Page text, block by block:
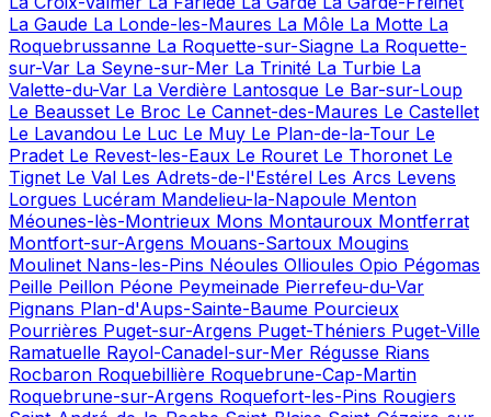
La Gaude La Londe-les-Maures La Môle La Motte La
Roquebrussanne La Roquette-sur-Siagne La Roquette-
sur-Var La Seyne-sur-Mer La Trinité La Turbie La
Valette-du-Var La Verdière Lantosque Le Bar-sur-Loup
Le Beausset Le Broc Le Cannet-des-Maures Le Castellet
Le Lavandou Le Luc Le Muy Le Plan-de-la-Tour Le
Pradet Le Revest-les-Eaux Le Rouret Le Thoronet Le
Tignet Le Val Les Adrets-de-l'Estérel Les Arcs Levens
Lorgues Lucéram Mandelieu-la-Napoule Menton
Méounes-lès-Montrieux Mons Montauroux Montferrat
Montfort-sur-Argens Mouans-Sartoux Mougins
Moulinet Nans-les-Pins Néoules Ollioules Opio Pégomas
Peille Peillon Péone Peymeinade Pierrefeu-du-Var
Pignans Plan-d'Aups-Sainte-Baume Pourcieux
Pourrières Puget-sur-Argens Puget-Théniers Puget-Ville
Ramatuelle Rayol-Canadel-sur-Mer Régusse Rians
Rocbaron Roquebillière Roquebrune-Cap-Martin
Roquebrune-sur-Argens Roquefort-les-Pins Rougiers